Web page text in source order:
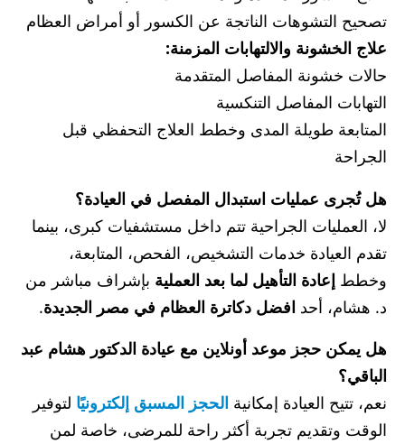
تصحيح التشوهات الناتجة عن الكسور أو أمراض العظام
علاج الخشونة والالتهابات المزمنة:
حالات خشونة المفاصل المتقدمة
التهابات المفاصل التنكسية
المتابعة طويلة المدى وخطط العلاج التحفظي قبل
الجراحة
هل تُجرى عمليات استبدال المفصل في العيادة؟
لا، العمليات الجراحية تتم داخل مستشفيات كبرى، بينما
تقدم العيادة خدمات التشخيص، الفحص، المتابعة،
وخطط إعادة التأهيل لما بعد العملية بإشراف مباشر من
د. هشام، أحد افضل دكاترة العظام في مصر الجديدة.
هل يمكن حجز موعد أونلاين مع عيادة الدكتور هشام عبد
الباقي؟
نعم، تتيح العيادة إمكانية الحجز المسبق إلكترونيًا لتوفير
الوقت وتقديم تجربة أكثر راحة للمرضى، خاصة لمن